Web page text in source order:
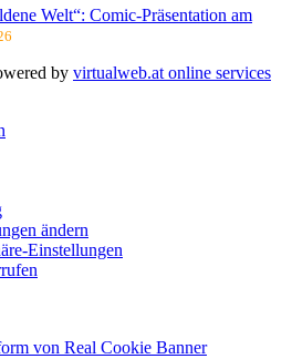
Welt“: Comic-Präsentation am
by virtualweb.at online services
ändern
Einstellungen
von Real Cookie Banner